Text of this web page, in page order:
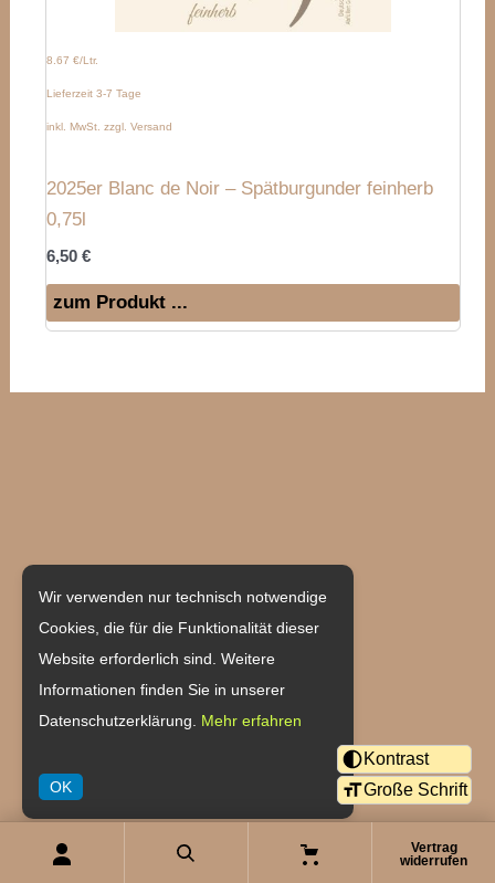
8.67 €/Ltr.
Lieferzeit 3-7 Tage
inkl. MwSt. zzgl. Versand
2025er Blanc de Noir – Spätburgunder feinherb
0,75l
6,50€
zum Produkt ...
Hauptstraße 55
55237 Flonheim/Uffhofen
Tel: 06734/6401
verkauf@weingut-becher.de
Wir verwenden nur technisch notwendige
Cookies, die für die Funktionalität dieser
Website erforderlich sind. Weitere
Informationen finden Sie in unserer
Datenschutzerklärung.
Mehr erfahren
OK
Kontrast
Große Schrift
Mein
Suche Warenkorb
Vertrag
widerrufen